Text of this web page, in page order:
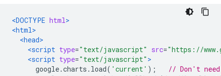
<DOCTYPE html>
<html>
<head>
<script type="text/javascript" src="https://
<script type="text/javascript" >
google.charts . load( 'current' );
// Don't